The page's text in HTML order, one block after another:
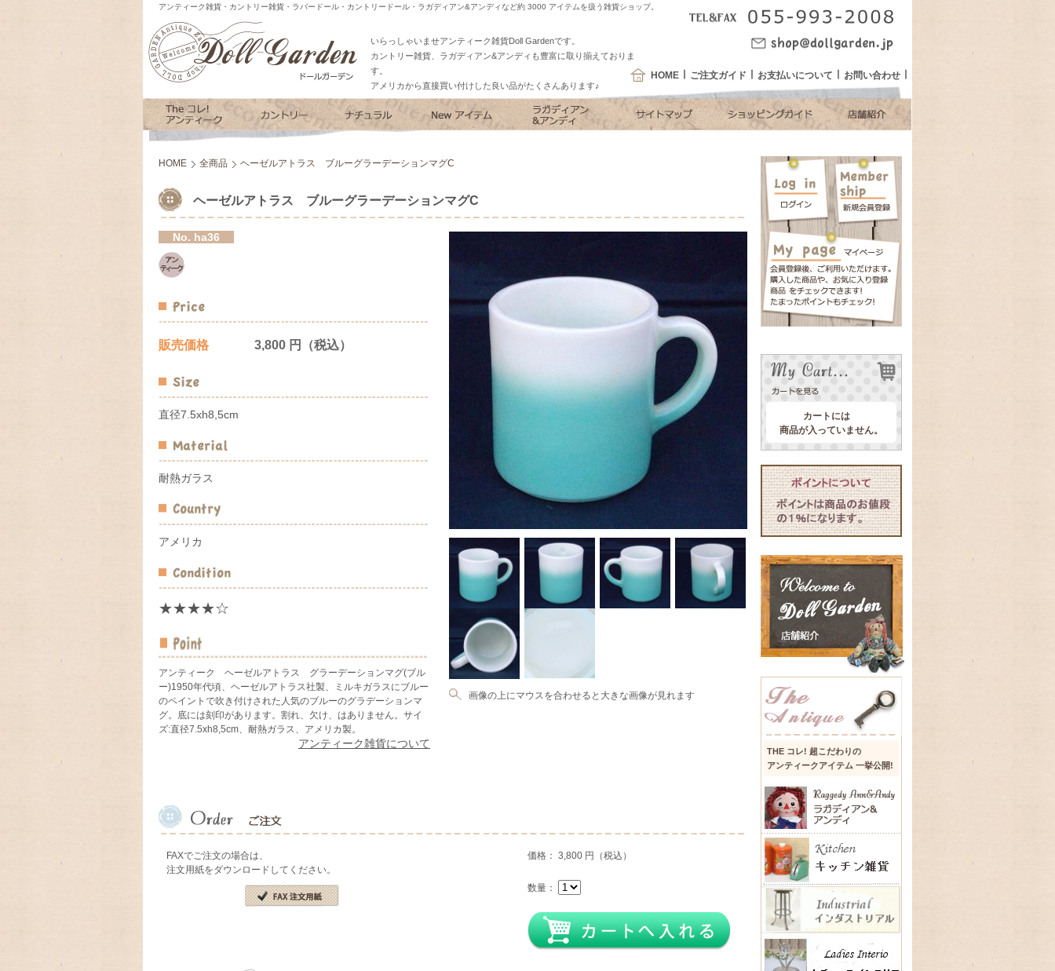
アンティーク雑貨・カントリー雑貨・ラバードール・カントリードール・ラガディアン&アンディなど約 3000 アイテムを扱う雑貨ショップ。
HOME ご注文ガイド お支払いについて お問い合わせ
いらっしゃいませアンティーク雑貨Doll Gardenです。
カントリー雑貨、ラガディアン&アンディも豊富に取り揃えておりま
す。
アメリカから直接買い付けした良い品がたくさんあります♪
HOME 全商品 ヘーゼルアトラス ブルーグラーデーションマグC
ヘーゼルアトラス ブルーグラーデーションマグC
No. ha36
販売価格 3,800 円（税込）
直径7.5xh8,5cm
耐熱ガラス
アメリカ
★★★★☆
アンティーク ヘーゼルアトラス グラーデーションマグ(ブル
ー)1950年代頃、ヘーゼルアトラス社製、ミルキガラスにブルー
のペイントで吹き付けされた人気のブルーのグラデーションマ
グ。底には刻印があります。割れ、欠け、はありません。サイ
ズ:直径7.5xh8,5cm、耐熱ガラス、アメリカ製。
アンティーク雑貨について
画像の上にマウスを合わせると大きな画像が見れます
FAXでご注文の場合は、
注文用紙をダウンロードしてください。
価格： 3,800 円（税込）
数量：
カートには
商品が入っていません。
THE コレ! 超こだわりの
アンティークアイテム 一挙公開!